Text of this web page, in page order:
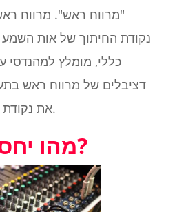
"מרווח ראש". מרווח
נקודת החיתוך של אות
דציבלים של מרווח ראש
את נקודת הגזירה בזמן השליטה.
מהו יחס אות לרעש?